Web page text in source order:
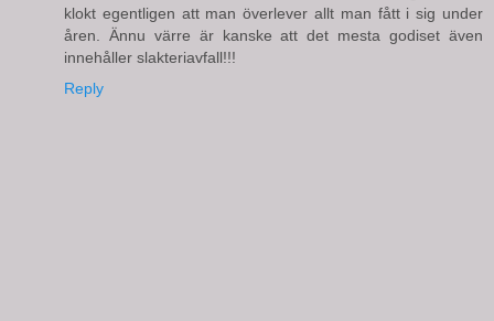
klokt egentligen att man överlever allt man fått i sig under
åren. Ännu värre är kanske att det mesta godiset även
innehåller slakteriavfall!!!
Reply